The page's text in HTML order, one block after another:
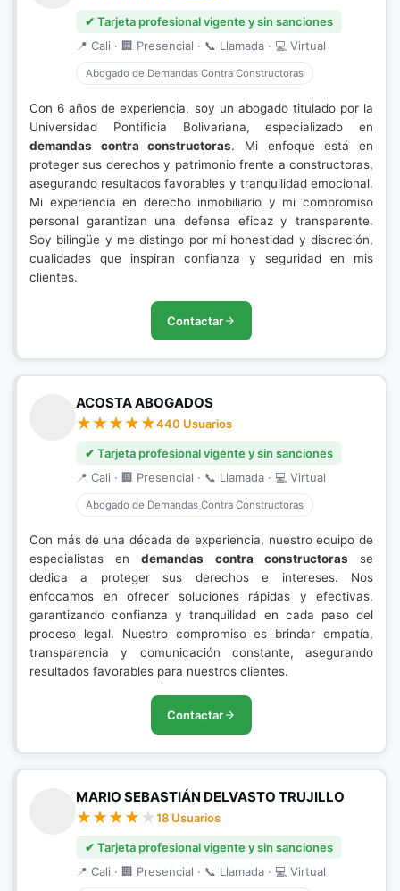
✔ Tarjeta profesional vigente y sin sanciones
📍 Cali · 🏢 Presencial · 📞 Llamada · 💻 Virtual
Abogado de Demandas Contra Constructoras
Con 6 años de experiencia, soy un abogado titulado por la
Universidad Pontificia Bolivariana, especializado en
demandas contra constructoras. Mi enfoque está en
proteger sus derechos y patrimonio frente a constructoras,
asegurando resultados favorables y tranquilidad emocional.
Mi experiencia en derecho inmobiliario y mi compromiso
personal garantizan una defensa eficaz y transparente.
Soy bilingüe y me distingo por mi honestidad y discreción,
cualidades que inspiran confianza y seguridad en mis
clientes.
Contactar
ACOSTA ABOGADOS
440 Usuarios
✔ Tarjeta profesional vigente y sin sanciones
📍 Cali · 🏢 Presencial · 📞 Llamada · 💻 Virtual
Abogado de Demandas Contra Constructoras
Con más de una década de experiencia, nuestro equipo de
especialistas endemandas contra constructoras se
dedica a proteger sus derechos e intereses. Nos
enfocamos en ofrecer soluciones rápidas y efectivas,
garantizando confianza y tranquilidad en cada paso del
proceso legal. Nuestro compromiso es brindar empatía,
transparencia y comunicación constante, asegurando
resultados favorables para nuestros clientes.
Contactar
MARIO SEBASTIÁN DELVASTO TRUJILLO
18 Usuarios
✔ Tarjeta profesional vigente y sin sanciones
📍 Cali · 🏢 Presencial · 📞 Llamada · 💻 Virtual